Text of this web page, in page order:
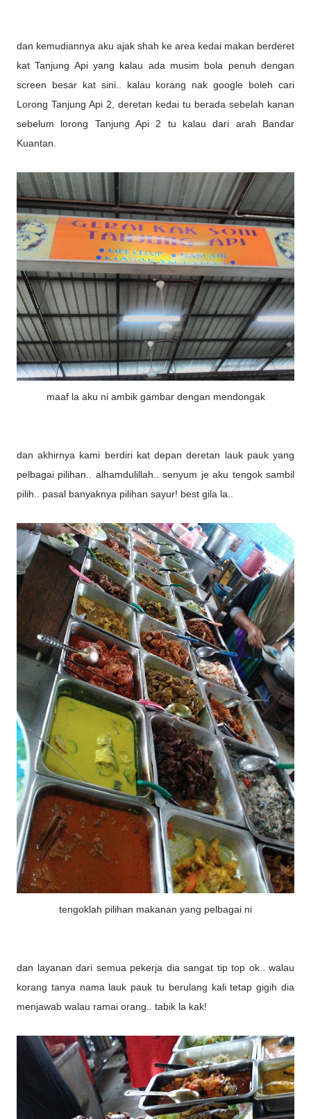
dan kemudiannya aku ajak shah ke area kedai makan berderet
kat Tanjung Api yang kalau ada musim bola penuh dengan
screen besar kat sini.. kalau korang nak google boleh cari
Lorong Tanjung Api 2, deretan kedai tu berada sebelah kanan
sebelum lorong Tanjung Api 2 tu kalau dari arah Bandar
Kuantan.
maaf la aku ni ambik gambar dengan mendongak
dan akhirnya kami berdiri kat depan deretan lauk pauk yang
pelbagai pilihan.. alhamdulillah.. senyum je aku tengok sambil
pilih.. pasal banyaknya pilihan sayur! best gila la..
tengoklah pilihan makanan yang pelbagai ni
dan layanan dari semua pekerja dia sangat tip top ok.. walau
korang tanya nama lauk pauk tu berulang kali tetap gigih dia
menjawab walau ramai orang.. tabik la kak!